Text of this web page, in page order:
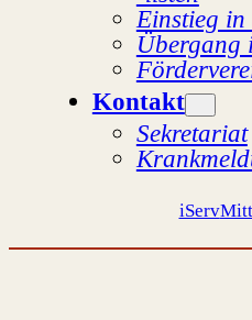
Einstieg
Übergang
Kontakt
Sekretariat
iServ